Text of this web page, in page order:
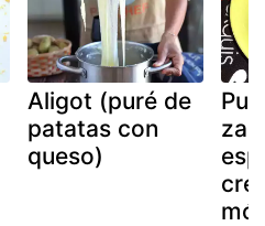
Aligot (puré de
patatas con
queso)